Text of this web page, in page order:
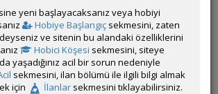
Konuları Gör
Engelle
yeni başlayacaksanız veya hobiyi
Hobiye Başlangıç sekmesini, zaten
ve sitenin bu alandaki özelliklerini
Hobici Köşesi sekmesini, siteye
yaşadığınız acil bir sorun nedeniyle
sekmesini, ilan bölümü ile ilgili bilgi almak
için
İlanlar sekmesini tıklayabilirsiniz.